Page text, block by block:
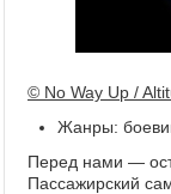
© No Way Up /
Жанры:
Перед нами —
Пассажирский